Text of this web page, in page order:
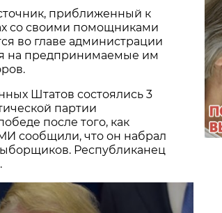
приближенный к
со своими помощниками
во главе администрации
на предпринимаемые им
Штатов состоялись 3
партии
после того, как
сообщили, что он набрал
Республиканец